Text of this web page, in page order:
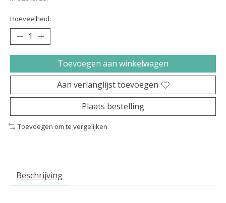
Hoeveelheid:
Toevoegen aan winkelwagen
Aan verlanglijst toevoegen
Plaats bestelling
Toevoegen om te vergelijken
Beschrijving